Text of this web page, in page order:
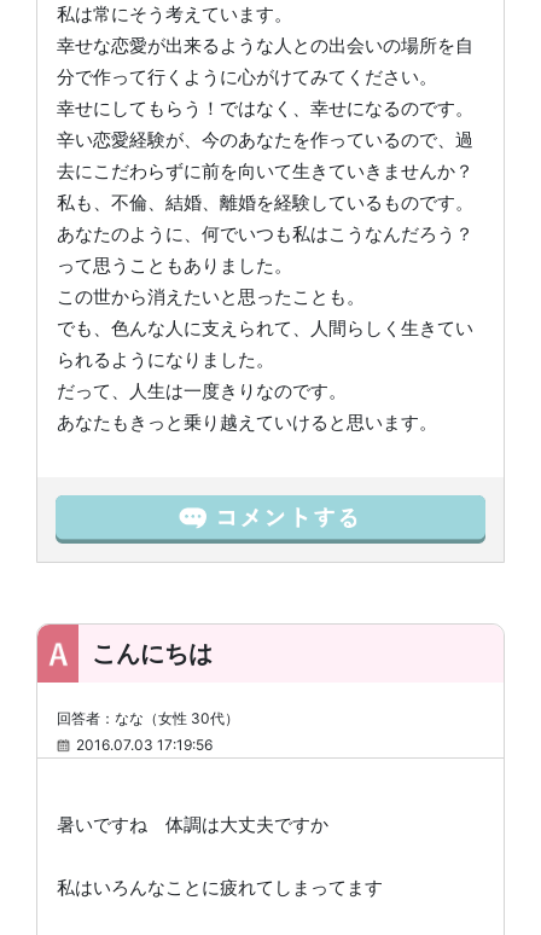
私は常にそう考えています。
幸せな恋愛が出来るような人との出会いの場所を自
分で作って行くように心がけてみてください。
幸せにしてもらう！ではなく、幸せになるのです。
辛い恋愛経験が、今のあなたを作っているので、過
去にこだわらずに前を向いて生きていきませんか？
私も、不倫、結婚、離婚を経験しているものです。
あなたのように、何でいつも私はこうなんだろう？
って思うこともありました。
この世から消えたいと思ったことも。
でも、色んな人に支えられて、人間らしく生きてい
られるようになりました。
だって、人生は一度きりなのです。
あなたもきっと乗り越えていけると思います。
こんにちは
回答者：なな（女性 30代）
2016.07.03 17:19:56
暑いですね 体調は大丈夫ですか
私はいろんなことに疲れてしまってます